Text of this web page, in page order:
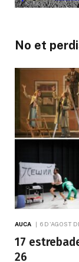
No et
AUCA 6 D'AGOST
17
26